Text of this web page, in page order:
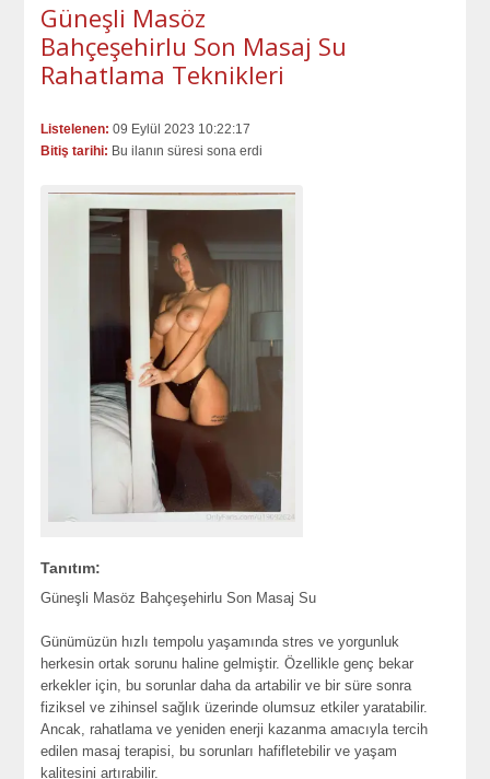
Güneşli Masöz
Bahçeşehirlu Son Masaj Su
Rahatlama Teknikleri
Listelenen: 09 Eylül 2023 10:22:17
Bitiş tarihi: Bu ilanın süresi sona erdi
Tanıtım:
Güneşli Masöz Bahçeşehirlu Son Masaj Su
Günümüzün hızlı tempolu yaşamında stres ve yorgunluk
herkesin ortak sorunu haline gelmiştir. Özellikle genç bekar
erkekler için, bu sorunlar daha da artabilir ve bir süre sonra
fiziksel ve zihinsel sağlık üzerinde olumsuz etkiler yaratabilir.
Ancak, rahatlama ve yeniden enerji kazanma amacıyla tercih
edilen masaj terapisi, bu sorunları hafifletebilir ve yaşam
kalitesini artırabilir.